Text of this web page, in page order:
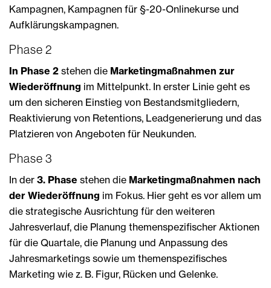
Kampagnen, Kampagnen für §-20-Onlinekurse und
Aufklärungskampagnen.
Phase 2
In Phase 2 stehen die Marketingmaßnahmen zur
Wiederöffnung im Mittelpunkt. In erster Linie geht es
um den sicheren Einstieg von Bestandsmitgliedern,
Reaktivierung von Retentions, Leadgenerierung und das
Platzieren von Angeboten für Neukunden.
Phase 3
In der 3. Phase stehen die Marketingmaßnahmen nach
der Wiederöffnung im Fokus. Hier geht es vor allem um
die strategische Ausrichtung für den weiteren
Jahresverlauf, die Planung themenspezifischer Aktionen
für die Quartale, die Planung und Anpassung des
Jahresmarketings sowie um themenspezifisches
Marketing wie z. B. Figur, Rücken und Gelenke.